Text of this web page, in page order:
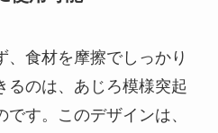
、食材を摩擦でしっかり
るのは、あじろ模様突起
す。このデザインは、